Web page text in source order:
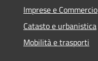
Imprese e Commercio
Catasto e urbanistica
Mobilità e trasporti